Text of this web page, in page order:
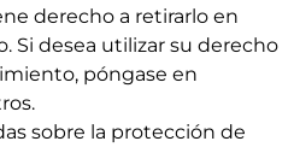
derecho a retirarlo en
Si desea utilizar su derecho
póngase en
sobre la protección de